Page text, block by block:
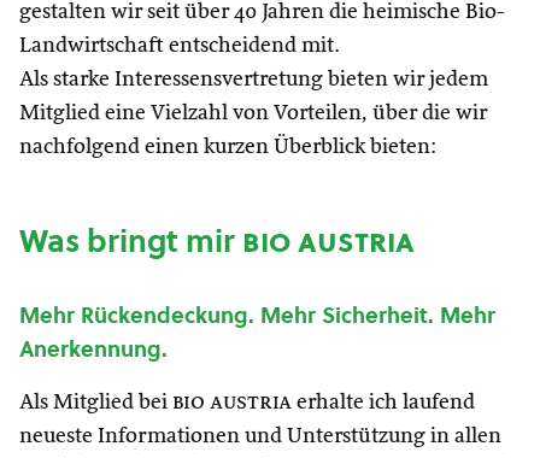
gestalten wir seit über 40 Jahren die heimische Bio-
Landwirtschaft entscheidend mit.
Als starke Interessensvertretung bieten wir jedem
Mitglied eine Vielzahl von Vorteilen, über die wir
nachfolgend einen kurzen Überblick bieten:
Was bringt mirbio austria
Mehr Rückendeckung. Mehr Sicherheit. Mehr
Anerkennung.
Als Mitglied bei bio austria erhalte ich laufend
neueste Informationen und Unterstützung in allen